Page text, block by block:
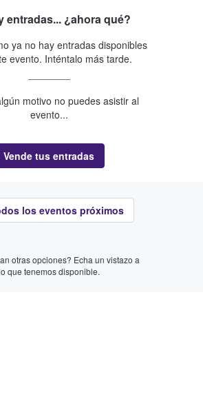
entradas... ¿ahora qué?
ya no hay entradas disponibles
evento. Inténtalo más tarde.
motivo no puedes asistir al
evento...
Vende tus entradas
los eventos próximos
otras opciones? Echa un vistazo a
que tenemos disponible.